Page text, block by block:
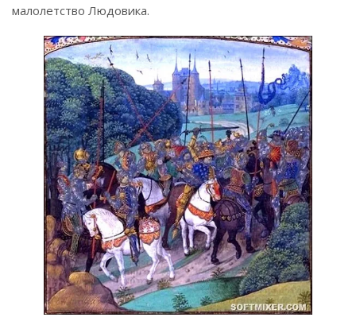
малолетство Людовика.